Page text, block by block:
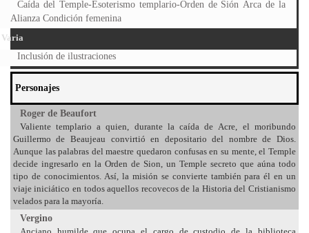
Caída del Temple-Esoterismo templario-Orden de Sión Arca de la
Alianza Condición femenina
Varia
Inclusión de ilustraciones
Personajes
Roger de Beaufort
Valiente templario a quien, durante la caída de Acre, el moribundo
Guillermo de Beaujeau convirtió en depositario del nombre de Dios.
Aunque las palabras del maestre quedaron confusas en su mente, el Temple
decide ingresarlo en la Orden de Sion, un Temple secreto que aúna todo
tipo de conocimientos. Así, la misión se convierte también para él en un
viaje iniciático en todos aquellos recovecos de la Historia del Cristianismo
velados para la mayoría.
Vergino